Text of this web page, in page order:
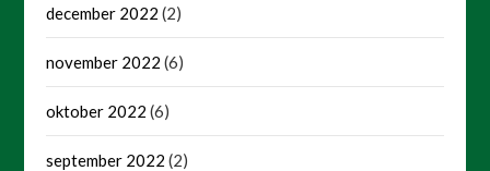
december 2022 (2)
november 2022 (6)
oktober 2022 (6)
september 2022 (2)